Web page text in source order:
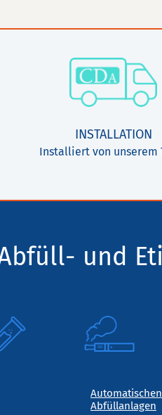
INSTALLATION
Installiert von unserem
und
Abfüllanlagen